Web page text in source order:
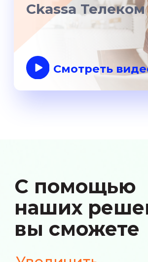
У нас работает SberPay, MirPay
и СБП — и абоненту не нужно
указывать данные банковской
карты для оплаты
Зеленая зона
Запоминание лицевого
счета и карты
Запоминаем реквизиты абонентов
(лицевой счет или №договора) и номер
карты, чтобы не пришлось искать и